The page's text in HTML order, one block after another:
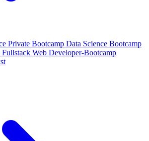
Private Bootcamp Data Science Bootcamp
Fullstack Web Developer-Bootcamp